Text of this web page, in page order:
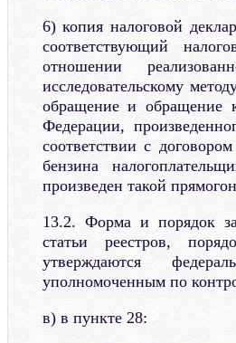
6) копия налоговой
соответствующий
отношении
исследовательскому
обращение и обращение
Федерации,
соответствии с
бензина
произведен такой
13.2. Форма и порядок
статьи реестров,
утверждаются
уполномоченным по
в) в пункте 28: